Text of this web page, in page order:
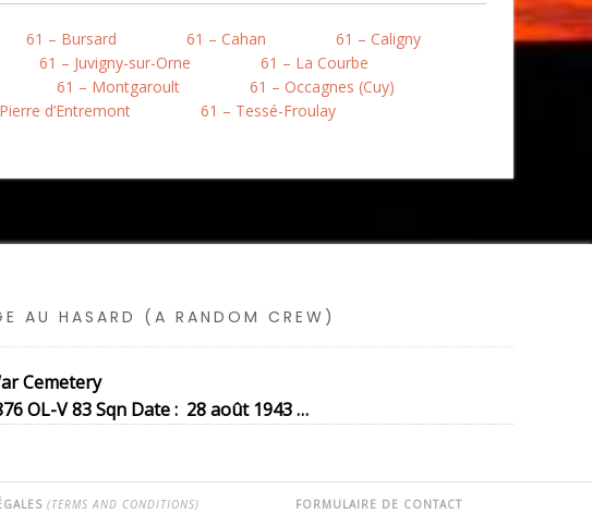
61 – Bursard 61 – Cahan
61 – Caligny
61 – Juvigny-sur-Orne
61 – La Courbe
61 – Montgaroult
61 – Occagnes (Cuy)
d’Entremont 61 – Tessé-Froulay
AU HASARD (A RANDOM CREW)
Cemetery
OL-V 83 Sqn Date : 28 août 1943 …
(TERMS AND CONDITIONS) FORMULAIRE DE CONTACT